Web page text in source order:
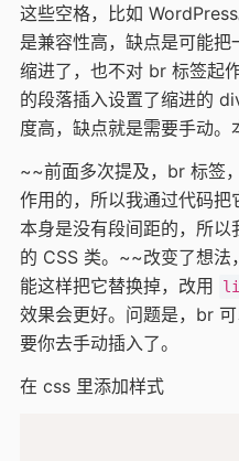
这些空格，比如
是兼容性高，缺点是可能
缩进了，也不对 br 标签起
的段落插入设置了缩进的
度高，缺点就是需要手动。
~~前面多次提及，br 标签
作用的，所以我通过代码
本身是没有段间距的，所
的 CSS 类。~~改变了想
能这样把它替换掉，改用
li
效果会更好。问题是，br
要你去手动插入了。
在 css 里添加样式